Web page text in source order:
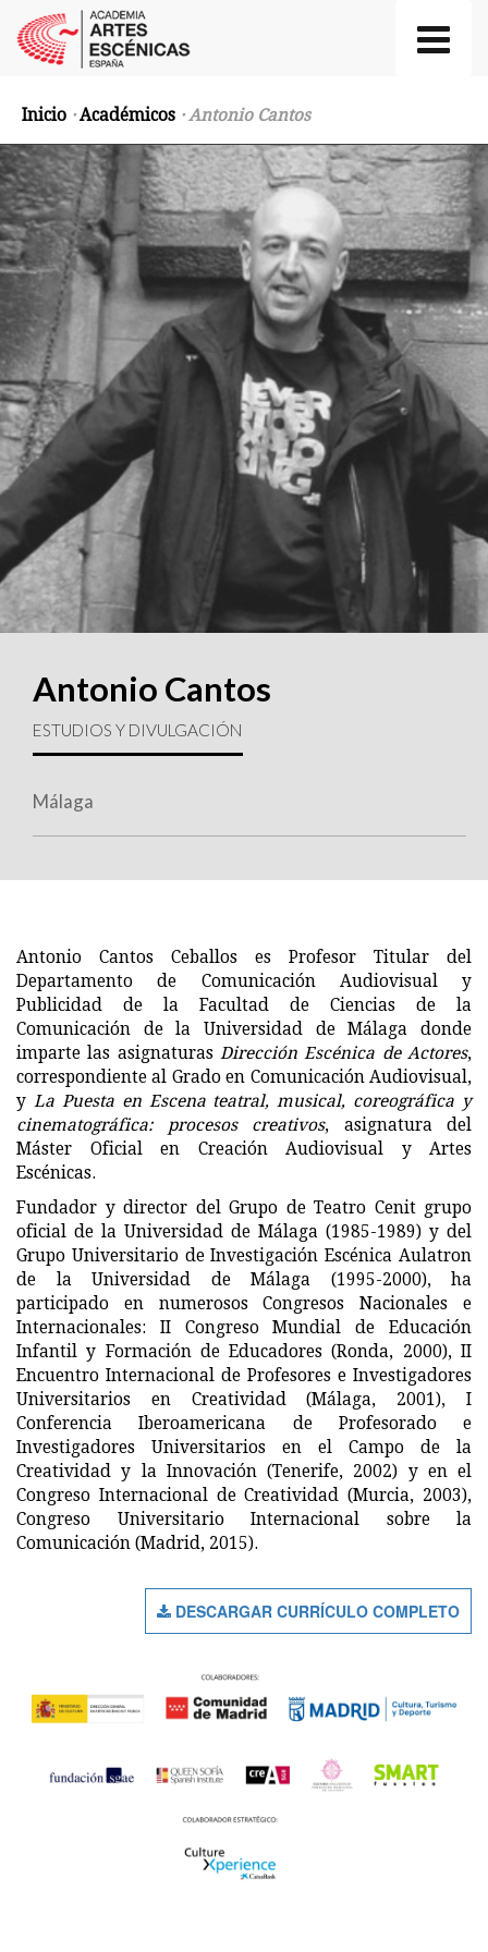
Inicio ·Académicos · Antonio Cantos
Antonio Cantos
ESTUDIOS Y DIVULGACIÓN
Málaga
Antonio Cantos Ceballos es Profesor Titular del
Departamento de Comunicación Audiovisual y
Publicidad de la Facultad de Ciencias de la
Comunicación de la Universidad de Málaga donde
imparte las asignaturas Dirección Escénica de Actores,
correspondiente al Grado en Comunicación Audiovisual,
y La Puesta en Escena teatral, musical, coreográfica y
cinematográfica: procesos creativos, asignatura del
Máster Oficial en Creación Audiovisual y Artes
Escénicas.
Fundador y director del Grupo de Teatro Cenit grupo
oficial de la Universidad de Málaga (1985-1989) y del
Grupo Universitario de Investigación Escénica Aulatron
de la Universidad de Málaga (1995-2000), ha
participado en numerosos Congresos Nacionales e
Internacionales: II Congreso Mundial de Educación
Infantil y Formación de Educadores (Ronda, 2000), II
Encuentro Internacional de Profesores e Investigadores
Universitarios en Creatividad (Málaga, 2001), I
Conferencia Iberoamericana de Profesorado e
Investigadores Universitarios en el Campo de la
Creatividad y la Innovación (Tenerife, 2002) y en el
Congreso Internacional de Creatividad (Murcia, 2003),
Congreso Universitario Internacional sobre la
Comunicación (Madrid, 2015).
DESCARGAR CURRÍCULO COMPLETO